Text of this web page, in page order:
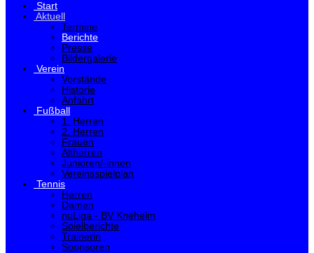
Start
Aktuell
Termine
Berichte
Presse
Bildergalerie
Verein
Vorstände
Historie
Anfahrt
Fußball
1. Herren
2. Herren
Frauen
Altherren
Junioren/-innen
Vereinsspielplan
Tennis
Herren
Damen
nuLiga - BV Kneheim
Spielberichte
Trainerin
Sponsoren